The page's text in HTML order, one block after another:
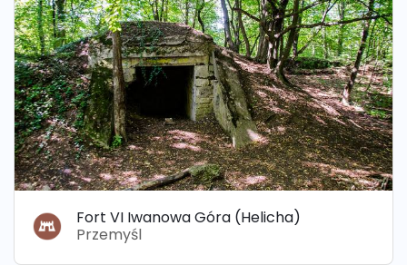
Fort VI Iwanowa Góra (Helicha)
Przemyśl